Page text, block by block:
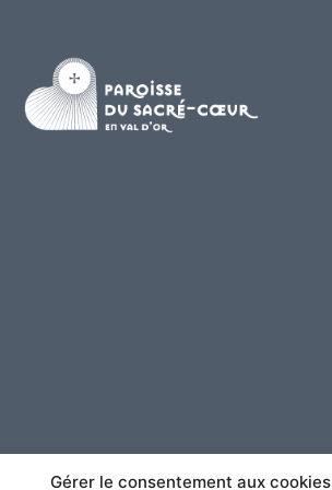
Gérer le consentement aux cookies